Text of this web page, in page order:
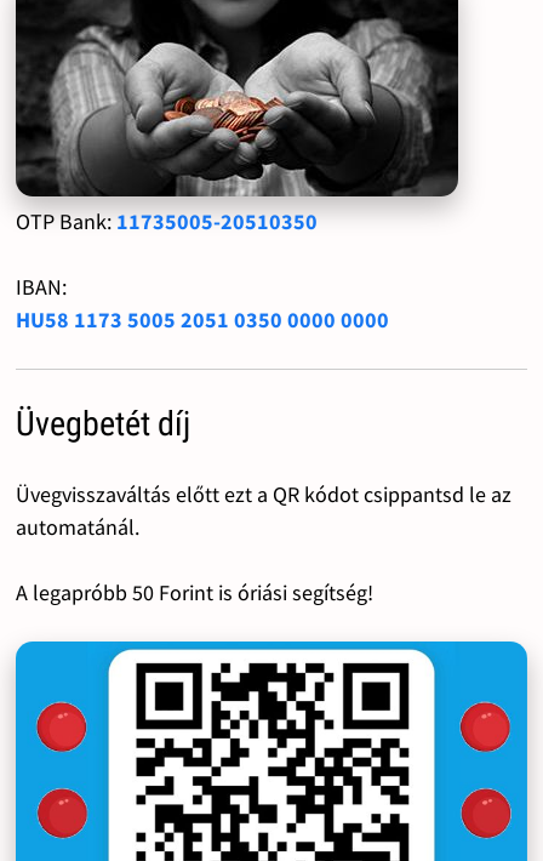
OTP Bank: 11735005-20510350
IBAN:
HU58 1173 5005 2051 0350 0000 0000
Üvegbetét díj
Üvegvisszaváltás előtt ezt a QR kódot csippantsd le az
automatánál.
A legapróbb 50 Forint is óriási segítség!